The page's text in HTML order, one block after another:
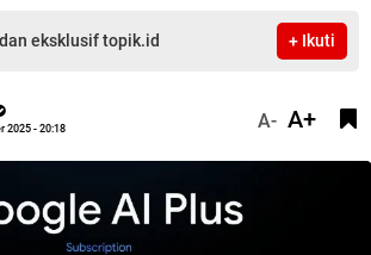
eksklusif topik.id + Ikuti
2025 - 20:18 A- A+